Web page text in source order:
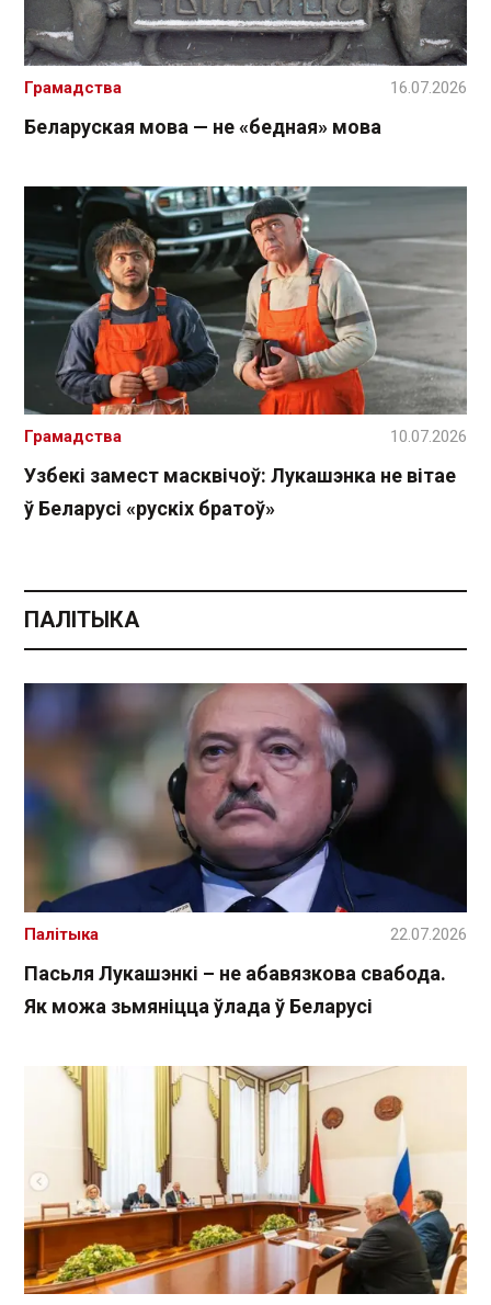
Беларуская мова — не «бедная» мова
Грамадства 16.07.2026
Узбекі замест масквічоў: Лукашэнка не вітае
ў Беларусі «рускіх братоў»
Грамадства 10.07.2026
ПАЛІТЫКА
Пасьля Лукашэнкі – не абавязкова свабода.
Як можа зьмяніцца ўлада ў Беларусі
Палітыка 22.07.2026